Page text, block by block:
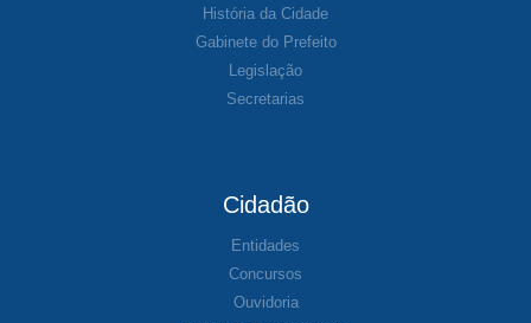
História da Cidade
Gabinete do Prefeito
Legislação
Secretarias
Cidadão
Entidades
Concursos
Ouvidoria